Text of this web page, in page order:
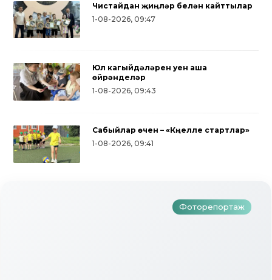
Чистайдан җиңүләр белән кайттылар
1-08-2026, 09:47
Юл кагыйдәләрен уен аша
өйрәнделәр
1-08-2026, 09:43
Сабыйлар өчен – «Күңелле стартлар»
1-08-2026, 09:41
Фоторепортаж
Дуслык, милли ризыклар, халык
уеннары: түбәнкамалылар Нәүрүз
бәйрәмен зурлап үткәрделәр